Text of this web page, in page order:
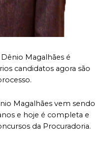
Magalhães é
candidatos agora são
Magalhães vem sendo
e hoje é completa e
da Procuradoria.